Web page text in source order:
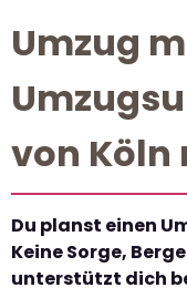
Umzug
von Köln
Du planst einen
Keine Sorge,
unterstützt dich